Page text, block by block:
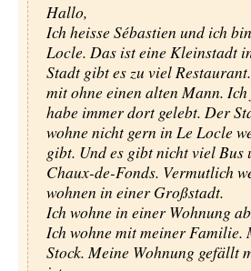
Hallo,
Ich heisse Sébastien und ich
Locle. Das ist eine Kleinstadt
Stadt gibt es zu viel
mit ohne einen alten Mann.
habe immer dort gelebt. Der
wohne nicht gern in Le Locle
gibt. Und es gibt nicht viel
Chaux-de-Fonds. Vermutlich
wohnen in einer Großstadt.
Ich wohne in einer Wohnung
Ich wohne mit meiner Familie.
Stock. Meine Wohnung gefällt